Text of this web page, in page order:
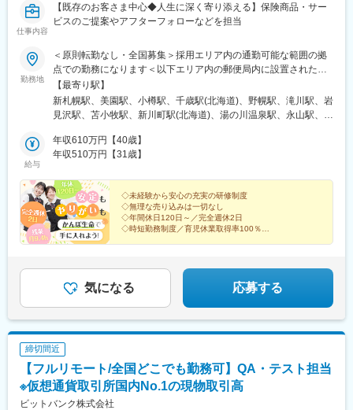
飯田駅(長野県)、上諏訪駅、駒ケ根駅、穂高駅、岡谷駅、地鉄ビル
前駅、朝菜町駅、末広町駅(富山県)、砺波駅、北鉄金沢駅、小松
吉良駅、せきてらす前駅、高山駅、多治見駅、那加駅、可児駅、
磐田駅、浜北駅、天竜川駅、高塚駅、半田駅、左京山駅、大府
駅、瑞穂運動場西駅、岡崎駅、西尾駅、刈谷市駅、国府宮駅、安
城駅、新瀬戸駅、宇治山田駅、松阪駅、石場駅、水口城南駅、近
江八幡駅、彦根駅、長浜駅、野洲駅、東舞鶴駅、茶山・京都芸術
大学駅、峰山駅、北大路駅、京都駅、ＪＲ小倉駅、野田駅(阪神
線)、吹田駅(阪急線)、岸和田駅、河内永和駅、西元町駅、加太駅
(和歌山県)、田尾寺駅、鳴門駅、篠山口駅、豊岡駅(兵庫県)、西宮
駅、三田駅(兵庫県)、和田山駅、畦野駅、京口駅、北条町駅、志染
条駅(奈良県)、近鉄下田駅、学園前駅(奈良県)、紀伊田辺駅、紀伊
勝浦駅、倉吉駅、浜田駅、安来駅、津山駅、倉敷駅、西片上駅、
庭瀬駅、瀬戸駅、備前西市駅、東山・おかでんミュージアム駅、
竹原駅、大竹駅、山麓駅(千光寺山)、三次駅、三原駅、府中駅(広
島県)、徳山駅、阿南駅、阿波池田駅、穴吹駅、吉成駅、宇和島
甘木駅(西鉄線)、奈多駅、西鉄柳川駅、羽犬塚駅、大牟田駅、唐津
駅、伊万里駅、五島町駅、霊丘公園体育館駅、本諫早駅、大学病
院駅、新大村駅、早岐駅、中佐世保駅、八代駅、三角駅、木葉
駅、玉名駅、人吉温泉駅、宮地駅、大分駅、佐伯駅、中津駅(大分
県)、日田駅、宇佐駅、別府駅(大分県)、鶴崎駅、延岡駅、西都城
駅、宮崎駅、油津駅、小林駅(宮崎県)、日向新富駅、川内駅(鹿児
島県)、志布志駅、枕崎駅、宮ケ浜駅、国分駅(鹿児島県)、出水
駅、壺川駅、新さっぽろ駅、松風町駅、湯の川駅、五所川原駅、
盛駅、仙台駅(地下鉄)、西取手駅、今市駅、東宿郷駅、城東駅、西
桐生駅、高田馬場駅、入谷駅(東京都)、牛田駅(東京都)、荒川一中
仕事内容
【既存のお客さま中心◆人生に深く寄り添える】保険商品・サー
ビスのご提案やアフターフォローなどを担当
勤務地
＜原則転勤なし・全国募集＞採用エリア内の通勤可能な範囲の拠
点での勤務になります＜以下エリア内の郵便局内に設置されたか
んぽサービス部＞■北海道エリア：北海道■東北エリア：青森県、
岩手県、宮城県、秋田県、山形県、福島県■関東エリア：茨城県、
栃木県、群馬県、埼玉県、千葉県■東京エリア：東京都■南関東エ
ア：富山県、石川県、福井県■東海エリア：岐阜県、静岡県、愛知
県、三重県■近畿エリア：滋賀県、京都府、大阪府、兵庫県、奈良
根県■四国エリア：徳島県、香川県、愛媛県、高知県■九州エリ
ア：福岡県、佐賀県、長崎県、大分県、宮崎県、鹿児島県、熊本
県■沖縄エリア：沖縄県※初期配属の都道府県を希望可！U・Iター
ン歓迎※基本的にスクーターまたはバイク、一部エリアは車で営業
※配属先のかんぽサービス部は応募者の希望も踏まえて決定※入社
の家庭事情があり、参加が難しい場合はリモートプログラムとな
ります
【最寄り駅】
新札幌駅、美園駅、小樽駅、千歳駅(北海道)、野幌駅、滝川駅、岩
見沢駅、苫小牧駅、新川町駅(北海道)、湯の川温泉駅、永山駅、旭
駅、津軽五所川原駅、八戸駅、三沢駅(青森県)、新青森駅、上盛岡
駅、二戸駅、一ノ関駅、宮古駅、北上駅、水沢駅、久慈駅、紫波
駅(宮城県)、くりこま高原駅、新田駅(宮城県)、泉外旭川駅、能代
駅、東大館駅、羽後本荘駅、湯沢駅、横手駅、大曲駅(秋田県)、山
形駅、米沢駅、鶴岡駅、酒田駅、村山駅(山形県)、新庄駅、寒河江
駅、長井駅、白河駅、いわき駅、七日町駅、喜多方駅、二本松
駅、磐城石川駅、須賀川駅、原ノ町駅、福島学院前駅、郡山富田
間駅、新鉾田駅、鹿島神宮駅、磯原駅、勝田駅、新栃木駅、佐野
駅、西那須野駅、足利駅、新鹿沼駅、上今市駅、小山駅、真岡
銚子駅、八日市場駅、東金駅、館山駅、荻窪駅、西早稲田駅、鶯
谷駅、京成関屋駅、荒川区役所前駅、渋谷駅、経堂駅、昭島駅、
めじろ台駅、羽村駅、立川駅、京王八王子駅、東青梅駅、町田
駅、秋川駅、甲州街道駅、八王子みなみ野駅、上北台駅、新小平
駅、武蔵小金井駅、東村山駅、府中駅(東京都)、国領駅、瀬谷駅、
給与
年収610万円【40歳】
年収510万円【31歳】
◇未経験から安心の充実の研修制度
◇無理な売り込みは一切なし
◇年間休日120日～／完全週休2日
◇時短勤務制度／育児休業取得率100％
日本郵政グループの安心感を手に入れませんか？
気になる 応募する
締切間近
【フルリモート/全国どこでも勤務可】QA・テスト担当
※仮想通貨取引所国内No.1の現物取引高
ビットバンク株式会社